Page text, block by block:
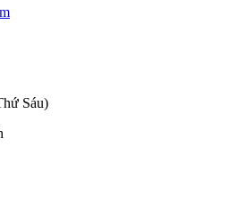
Sáu)